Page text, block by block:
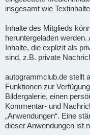
insgesamt wie
Inhalte des Mitglieds
heruntergeladen
Inhalte, die explizit als
sind, z.B. private
autogrammclub.de stellt
Funktionen zur
Bildergalerie, einen
Kommentar- und
„Anwendungen“. Eine
dieser Anwendungen ist